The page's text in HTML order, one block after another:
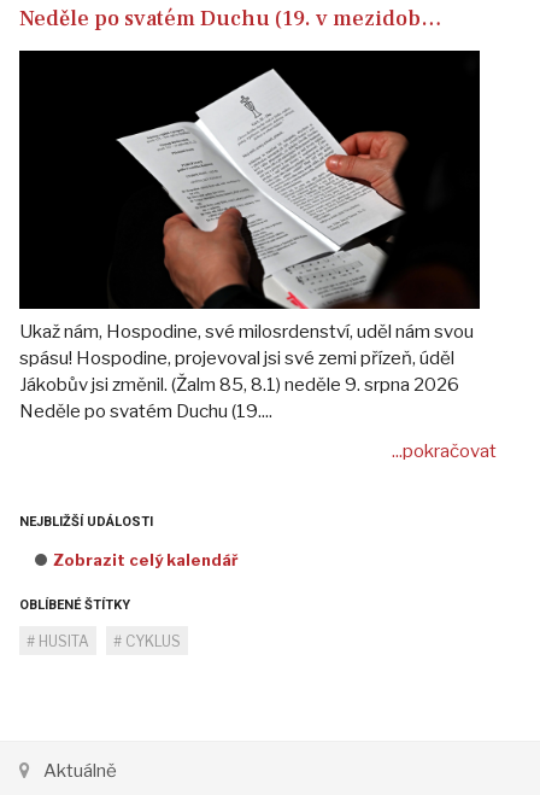
Neděle po svatém Duchu (19. v mezidob…
Ukaž nám, Hospodine, své milosrdenství, uděl nám svou
spásu! Hospodine, projevoval jsi své zemi přízeň, úděl
Jákobův jsi změnil. (Žalm 85, 8.1) neděle 9. srpna 2026
Neděle po svatém Duchu (19....
...pokračovat
NEJBLIŽŠÍ UDÁLOSTI
Zobrazit celý kalendář
OBLÍBENÉ ŠTÍTKY
HUSITA CYKLUS
Aktuálně